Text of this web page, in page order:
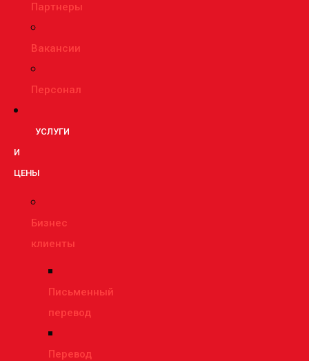
Партнеры
Вакансии
Персонал
УСЛУГИ
И
ЦЕНЫ
Бизнес
клиенты
Письменный
перевод
Перевод